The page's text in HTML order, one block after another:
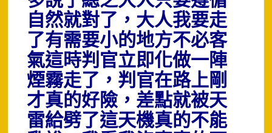
自然就對了，大人我要走
了有需要小的地方不必客
氣這時判官立即化做一陣
煙霧走了，判官在路上剛
才真的好險，差點就被天
雷給劈了這天機真的不能